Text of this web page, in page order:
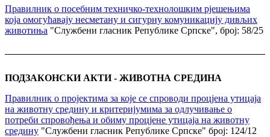
Правилник о посебним техничко-технолошким рјешењима
која омогућавају несметану и сигурну комуникацију дивљих
животиња "Службени гласник Републике Српске", број: 58/25
ПОДЗАКОНСКИ АКТИ - ЖИВОТНА СРЕДИНА
Правилник о пројектима за које се спроводи процјена утицаја
на животну средину и критеријумима за одлучивање о
потреби спровођења и обиму процјене утицаја на животну
средину "Службени гласник Републике Српске" број: 124/12